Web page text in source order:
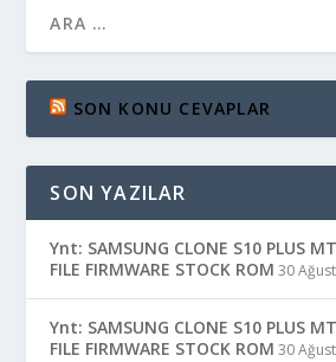
SON KONU CEVAPLAR
SON YAZILAR
Ynt: SAMSUNG CLONE S10 PLUS
FILE FIRMWARE STOCK ROM 30
Ynt: SAMSUNG CLONE S10 PLUS
FILE FIRMWARE STOCK ROM 30